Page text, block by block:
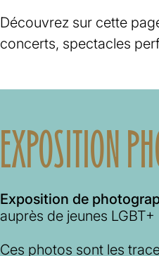
Découvrez sur cette
concerts, spectacles
EXPOSITION
Exposition de
auprès de jeunes LGBT+
Ces photos sont les